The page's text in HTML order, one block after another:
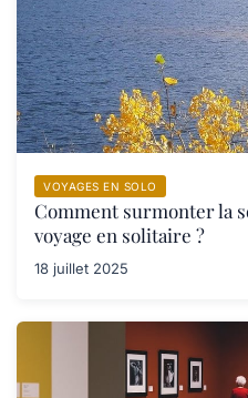
VOYAGES EN SOLO
Comment surmonter la
voyage en solitaire ?
18 juillet 2025